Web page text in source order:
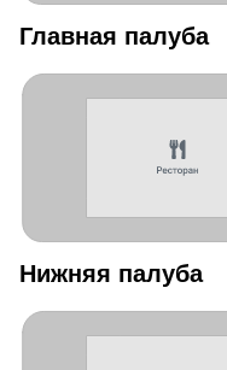
Главная палуба
Нижняя палуба